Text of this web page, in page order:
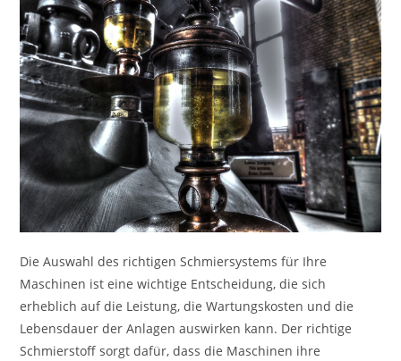
Die Auswahl des richtigen Schmiersystems für Ihre
Maschinen ist eine wichtige Entscheidung, die sich
erheblich auf die Leistung, die Wartungskosten und die
Lebensdauer der Anlagen auswirken kann. Der richtige
Schmierstoff sorgt dafür, dass die Maschinen ihre